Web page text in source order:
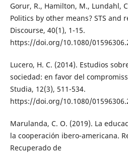
Gorur, R., Hamilton, M., Lundahl,
Politics by other means? STS and
Discourse, 40(1), 1-15.
https://doi.org/10.1080/
Lucero, H. C. (2014). Estudios
sociedad: en favor del
Studia, 12(3), 511-534.
https://doi.org/10.1080/
Marulanda, C. O. (2019). La
la cooperación ibero-americana.
Recuperado de